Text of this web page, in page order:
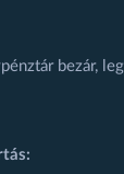
bezár,